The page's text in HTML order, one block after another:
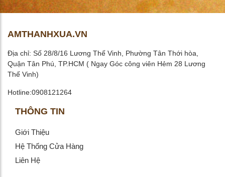
AMTHANHXUA.VN
Địa chỉ: Số 28/8/16 Lương Thế Vinh, Phường Tân Thới hòa,
Quận Tân Phú, TP.HCM ( Ngay Góc công viên Hẻm 28 Lương
Thế Vinh)
Hotline:0908121264
THÔNG TIN
Giới Thiệu
Hệ Thống Cửa Hàng
Liên Hệ